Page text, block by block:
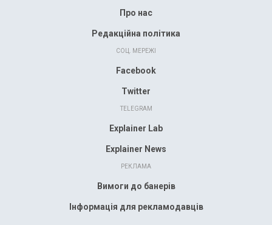
Про нас
Редакційна політика
СОЦ. МЕРЕЖІ
Facebook
Twitter
TELEGRAM
Explainer Lab
Explainer News
РЕКЛАМА
Вимоги до банерів
Інформація для рекламодавців